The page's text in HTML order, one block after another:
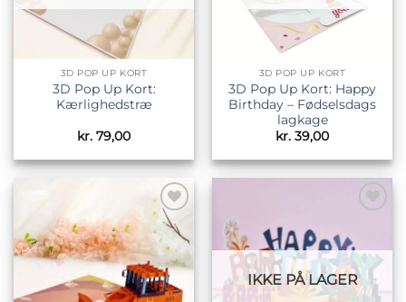
3D POP UP KORT
3D Pop Up Kort:
Kærlighedstræ
kr. 79,00
3D POP UP KORT
3D Pop Up Kort: Happy
Birthday – Fødselsdags
lagkage
kr. 39,00
Tilføj til
ønskeliste
ønskeliste
IKKE PÅ LAGER